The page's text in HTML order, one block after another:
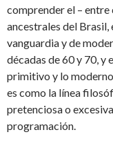
comprender el – entre
ancestrales del Brasil,
vanguardia y de
décadas de 60 y 70,
primitivo y lo
es como la línea
pretenciosa o
programación.